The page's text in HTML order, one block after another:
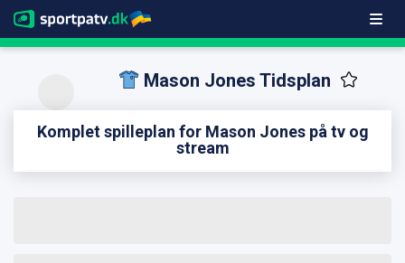
Mason Jones Tidsplan
Komplet spilleplan for Mason Jones på tv og
stream